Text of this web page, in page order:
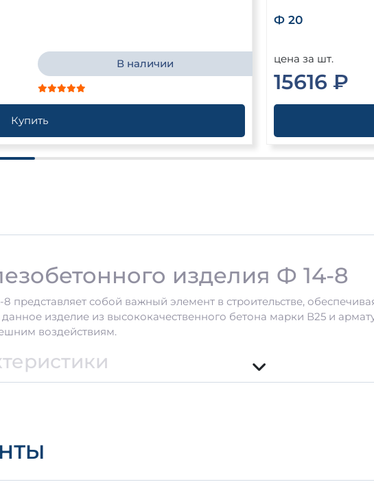
В наличии
Купить
Ф 20
цена за шт.
15616 ₽
изделия Ф 14-8
представляет собой важный элемент в строительстве,
данное изделие из высококачественного бетона марки В25 и
воздействиям.